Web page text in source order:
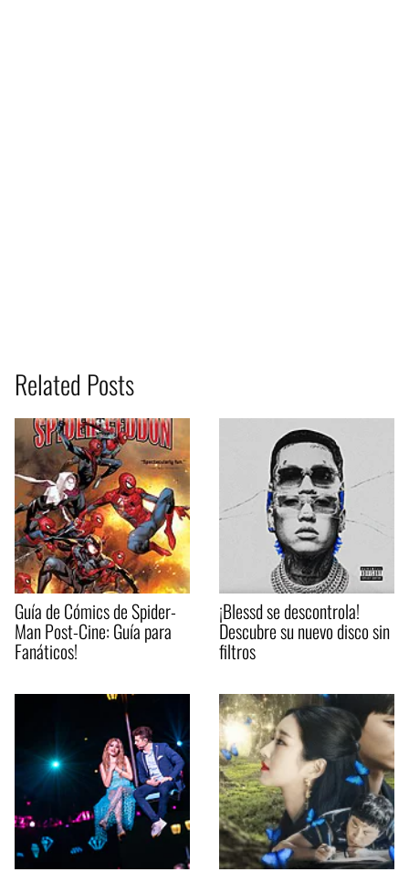
Related Posts
Guía de Cómics de Spider-
Man Post-Cine: Guía para
Fanáticos!
¡Blessd se descontrola!
Descubre su nuevo disco sin
filtros